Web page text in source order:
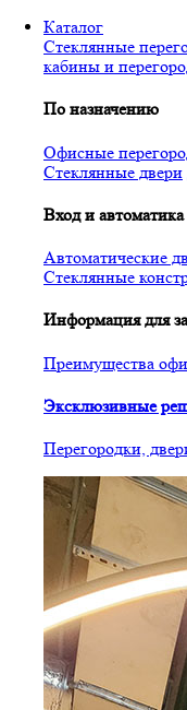
Перейти
основному
Каталог
Стеклянные
кабины и
По назначению
Офисные
Стеклянные двери
Вход и автоматика
Автоматические
Стеклянные
Информация для
Преимущества
Эксклюзивные
Перегородки,